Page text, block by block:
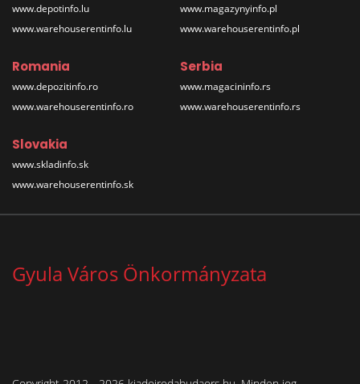
www.depotinfo.lu
www.warehouserentinfo.lu
www.magazynyinfo.pl
www.warehouserentinfo.pl
Romania
www.depozitinfo.ro
www.warehouserentinfo.ro
Serbia
www.magacininfo.rs
www.warehouserentinfo.rs
Slovakia
www.skladinfo.sk
www.warehouserentinfo.sk
Gyula Város Önkormányzata